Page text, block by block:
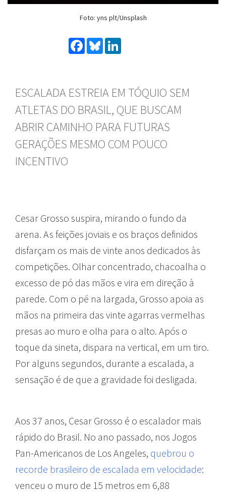
Foto: yns plt/Unsplash
Facebook
Bluesky
ESCALADA ESTREIA EM TÓQUIO SEM
ATLETAS DO BRASIL, QUE BUSCAM
ABRIR CAMINHO PARA FUTURAS
GERAÇÕES MESMO COM POUCO
INCENTIVO
Cesar Grosso suspira, mirando o fundo da
arena. As feições joviais e os braços definidos
disfarçam os mais de vinte anos dedicados às
competições. Olhar concentrado, chacoalha o
excesso de pó das mãos e vira em direção à
parede. Com o pé na largada, Grosso apoia as
mãos na primeira das vinte agarras vermelhas
presas ao muro e olha para o alto. Após o
toque da sineta, dispara na vertical, em um tiro.
Por alguns segundos, durante a escalada, a
sensação é de que a gravidade foi desligada.
Aos 37 anos, Cesar Grosso é o escalador mais
rápido do Brasil. No ano passado, nos Jogos
Pan-Americanos de Los Angeles, quebrou o
recorde brasileiro de escalada em velocidade:
venceu o muro de 15 metros em 6,88